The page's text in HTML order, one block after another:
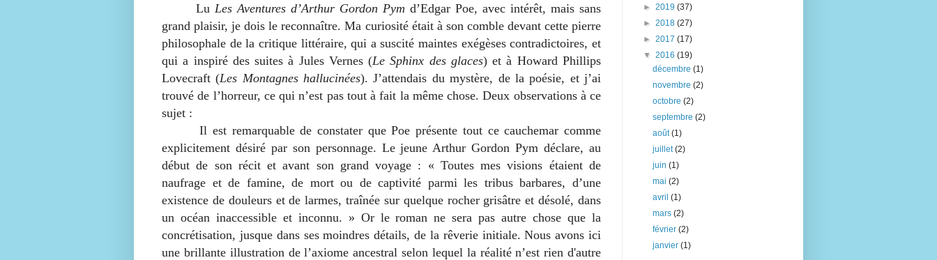
Lu Les Aventures d’Arthur Gordon Pym d’Edgar Poe, avec intérêt, mais sans
grand plaisir, je dois le reconnaître. Ma curiosité était à son comble devant cette pierre
philosophale de la critique littéraire, qui a suscité maintes exégèses contradictoires, et
qui a inspiré des suites à Jules Vernes (Le Sphinx des glaces) et à Howard Phillips
Lovecraft (Les Montagnes hallucinées). J’attendais du mystère, de la poésie, et j’ai
trouvé de l’horreur, ce qui n’est pas tout à fait la même chose. Deux observations à ce
sujet :
Il est remarquable de constater que Poe présente tout ce cauchemar comme
explicitement désiré par son personnage. Le jeune Arthur Gordon Pym déclare, au
début de son récit et avant son grand voyage : « Toutes mes visions étaient de
naufrage et de famine, de mort ou de captivité parmi les tribus barbares, d’une
existence de douleurs et de larmes, traînée sur quelque rocher grisâtre et désolé, dans
un océan inaccessible et inconnu. » Or le roman ne sera pas autre chose que la
concrétisation, jusque dans ses moindres détails, de la rêverie initiale. Nous avons ici
une brillante illustration de l’axiome ancestral selon lequel la réalité n’est rien d'autre
► 2019 (37)
► 2018 (27)
► 2017 (17)
▼ 2016 (19)
décembre(1)
novembre(2)
octobre(2)
septembre(2)
août(1)
juillet(2)
juin(1)
mai(2)
avril(1)
mars(2)
février(2)
janvier(1)